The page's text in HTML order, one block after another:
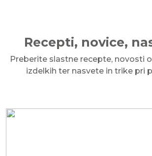
Recepti, novice,
Preberite slastne recepte, novosti
izdelkih ter nasvete in trike pri